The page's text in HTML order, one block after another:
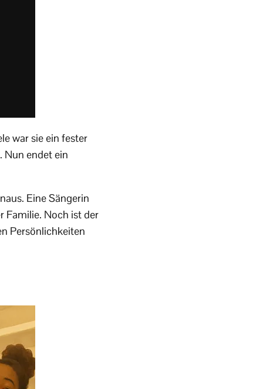
war sie ein fester
Nun endet ein
Eine Sängerin
Familie. Noch ist der
Persönlichkeiten